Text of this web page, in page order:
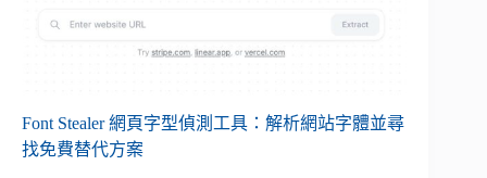
Font Stealer 網頁字型偵測工具：解析網站字體並尋
找免費替代方案